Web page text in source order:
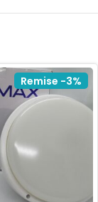
Remise -3%